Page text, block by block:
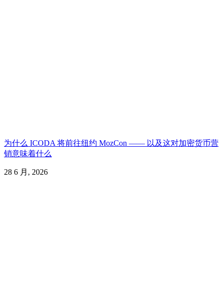
为什么 ICODA 将前往纽约 MozCon —— 以及这对加密货币营
销意味着什么
28 6 月, 2026